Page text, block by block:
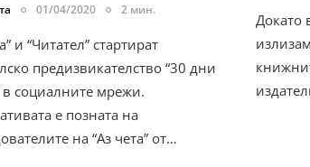
01/04/2020 2 мин.
и “Читател” стартират
предизвикателство “30 дни
в социалните мрежи.
е позната на
на “Аз чета” от…
Докато